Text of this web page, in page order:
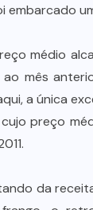
embarcado
médio
mês
a única
preço
da